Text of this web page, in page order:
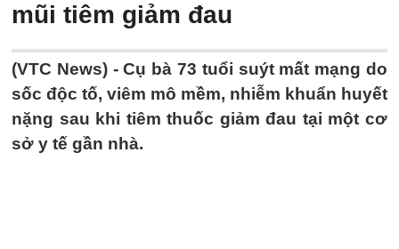
mũi tiêm giảm đau
(VTC News) -Cụ bà 73 tuổi suýt mất mạng do
sốc độc tố, viêm mô mềm, nhiễm khuẩn huyết
nặng sau khi tiêm thuốc giảm đau tại một cơ
sở y tế gần nhà.